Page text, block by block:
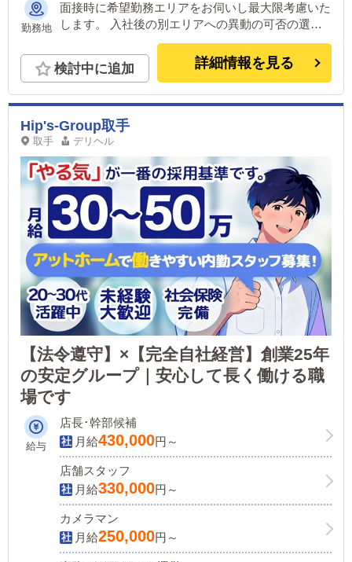
勤務地
面接時に希望勤務エリアをお伺いし最大限考慮いた
します。 入社後の別エリアへの異動の可否の選択
可能です。(変更は随時可能) ＜下記いずれかの店舗
に配属＞ ■東京 五反田：五反田駅から徒歩2分 池
袋：池袋駅西口から徒歩2分 吉原：三ノ輪駅から徒
茨城 水戸：水戸駅からバス5分 ■福岡 福岡：中洲川
端駅から徒歩8分 ■北海道 札幌：すすきの駅から徒
歩5分 ■中国・四国 鳥取：米子市皆生温泉観光セン
ターから徒歩4分 愛媛：松山道後温泉 他にも続々出
店予定。 遠方からのご応募の方にはWEB面接対応
しております。
検討中に追加 詳細情報を見る
Hip's-Group取手
取手 デリヘル
【法令遵守】×【完全自社経営】創業25年
の安定グループ｜安心して長く働ける職
場です
給与
店長･幹部候補
月給430,000円～
店舗スタッフ
月給330,000円～
カメラマン
月給250,000円～